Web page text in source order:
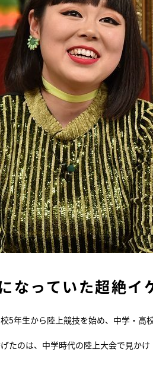
なっていた超絶イ
5年生から陸上競技を始め、中学・高
たのは、中学時代の陸上大会で見か